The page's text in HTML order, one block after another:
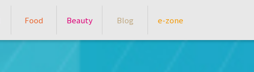
Food Beauty Blog e-zone